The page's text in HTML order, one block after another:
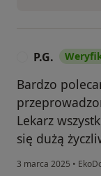
P.G.
Bardzo
Lekarz
się dużą
3 marca 2025 •